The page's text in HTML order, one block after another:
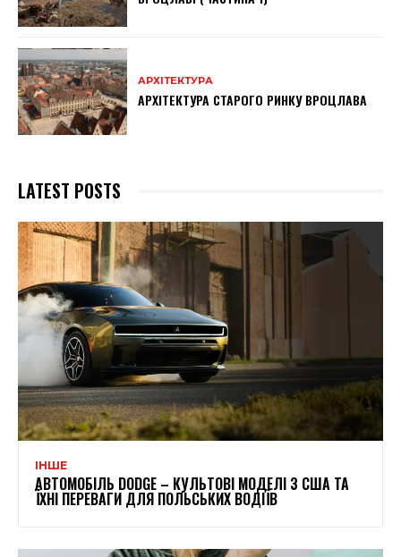
АРХІТЕКТУРА
АРХІТЕКТУРА СТАРОГО РИНКУ ВРОЦЛАВА
LATEST POSTS
ІНШЕ
АВТОМОБІЛЬ DODGE – КУЛЬТОВІ МОДЕЛІ З США ТА
ЇХНІ ПЕРЕВАГИ ДЛЯ ПОЛЬСЬКИХ ВОДІЇВ